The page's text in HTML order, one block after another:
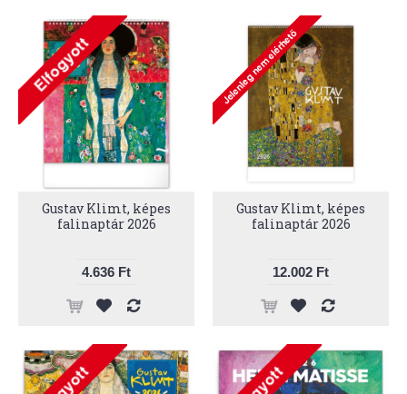
Gustav Klimt, képes
falinaptár 2026
4.636 Ft
Gustav Klimt, képes
falinaptár 2026
12.002 Ft